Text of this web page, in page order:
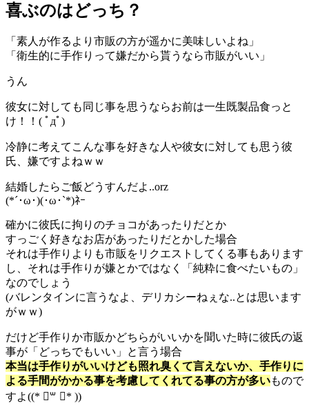
喜ぶのはどっち？
「素人が作るより市販の方が遥かに美味しいよね」
「衛生的に手作りって嫌だから貰うなら市販がいい」
うん
彼女に対しても同じ事を思うならお前は一生既製品食っと
け！！( ﾟдﾟ)
冷静に考えてこんな事を好きな人や彼女に対しても思う彼
氏、嫌ですよねｗｗ
結婚したらご飯どうすんだよ..orz
(*´･ω･)(･ω･`*)ﾈｰ
確かに彼氏に拘りのチョコがあったりだとか
すっごく好きなお店があったりだとかした場合
それは手作りよりも市販をリクエストしてくる事もあります
し、それは手作りが嫌とかではなく「純粋に食べたいもの」
なのでしょう
(バレンタインに言うなよ、デリカシーねぇな..とは思います
がｗｗ)
だけど手作りか市販かどちらがいいかを聞いた時に彼氏の返
事が「どっちでもいい」と言う場合
本当は手作りがいいけども照れ臭くて言えないか、手作りに
よる手間がかかる事を考慮してくれてる事の方が多いもので
すよ((* ॑꒳ ॑* ))